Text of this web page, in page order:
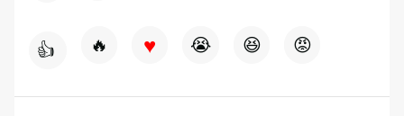
👍 🔥 ♥ 😭 😆 😡